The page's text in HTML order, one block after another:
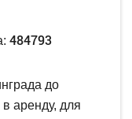
484793
до
аренду, для